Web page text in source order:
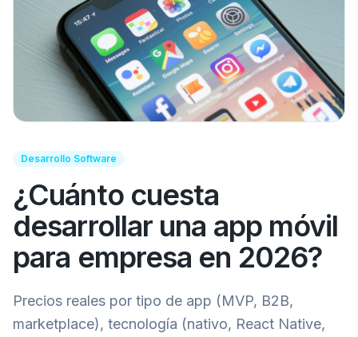
Desarrollo Software
¿Cuánto cuesta
desarrollar una app móvil
para empresa en 2026?
Precios reales por tipo de app (MVP, B2B,
marketplace), tecnología (nativo, React Native,